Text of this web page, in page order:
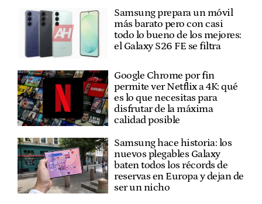
Samsung prepara un móvil
más barato pero con casi
todo lo bueno de los mejores:
el Galaxy S26 FE se filtra
Google Chrome por fin
permite ver Netflix a 4K: qué
es lo que necesitas para
disfrutar de la máxima
calidad posible
Samsung hace historia: los
nuevos plegables Galaxy
baten todos los récords de
reservas en Europa y dejan de
ser un nicho